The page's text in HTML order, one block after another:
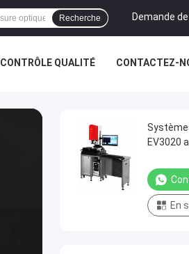
Demande
Recherche
CONTRÔLE QUALITÉ CONTACTEZ-
EV3020
En